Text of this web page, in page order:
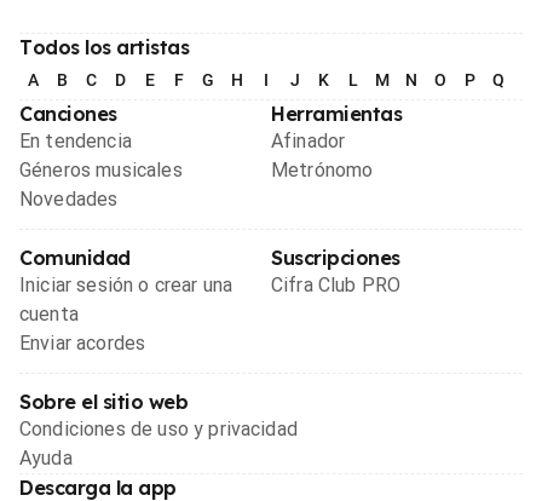
Todos los artistas
A B C D E F G H I J K L M N O P Q
Canciones
En tendencia
Géneros musicales
Novedades
Herramientas
Afinador
Metrónomo
Comunidad
Iniciar sesión o crear una
cuenta
Enviar acordes
Suscripciones
Cifra Club PRO
Sobre el sitio web
Condiciones de uso y privacidad
Ayuda
Descarga la app